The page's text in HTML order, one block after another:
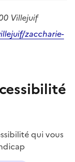
Villejuif
zaccharie-
qui vous